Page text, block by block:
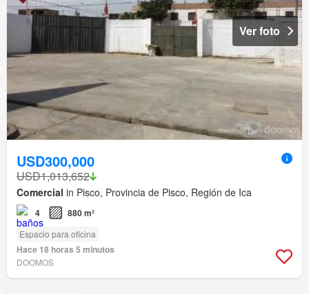
Ver foto
USD300,000
USD1,013,652
Comercial in Pisco, Provincia de Pisco, Región de Ica
4 880 m²
Espacio para oficina
Hace 18 horas 5 minutos
DOOMOS